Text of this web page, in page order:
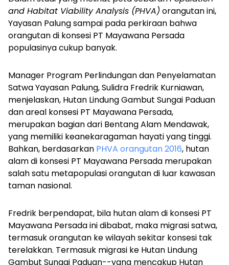
and Habitat Viability Analysis (PHVA) orangutan ini,
Yayasan Palung sampai pada perkiraan bahwa
orangutan di konsesi PT Mayawana Persada
populasinya cukup banyak.
Manager Program Perlindungan dan Penyelamatan
Satwa Yayasan Palung, Sulidra Fredrik Kurniawan,
menjelaskan, Hutan Lindung Gambut Sungai Paduan
dan areal konsesi PT Mayawana Persada,
merupakan bagian dari Bentang Alam Mendawak,
yang memiliki keanekaragaman hayati yang tinggi.
Bahkan, berdasarkan PHVA orangutan 2016, hutan
alam di konsesi PT Mayawana Persada merupakan
salah satu metapopulasi orangutan di luar kawasan
taman nasional.
Fredrik berpendapat, bila hutan alam di konsesi PT
Mayawana Persada ini dibabat, maka migrasi satwa,
termasuk orangutan ke wilayah sekitar konsesi tak
terelakkan. Termasuk migrasi ke Hutan Lindung
Gambut Sungai Paduan--yang mencakup Hutan